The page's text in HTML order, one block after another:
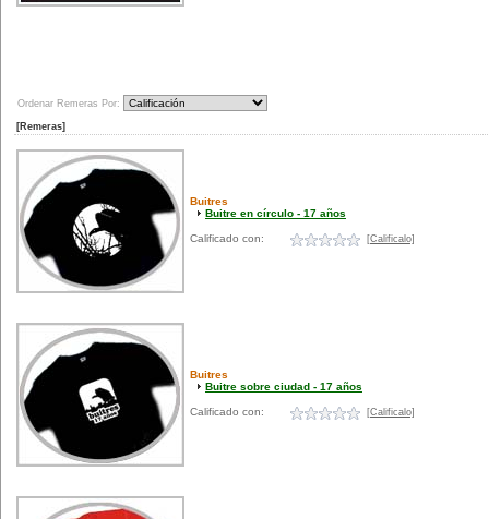
Ordenar Remeras Por:
[Remeras]
Buitres
Buitre en círculo - 17 años
Calificado con: [Calificalo]
Buitres
Buitre sobre ciudad - 17 años
Calificado con: [Calificalo]